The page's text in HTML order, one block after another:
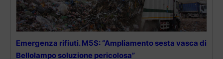
Emergenza rifiuti. M5S: “Ampliamento sesta vasca di
Bellolampo soluzione pericolosa”